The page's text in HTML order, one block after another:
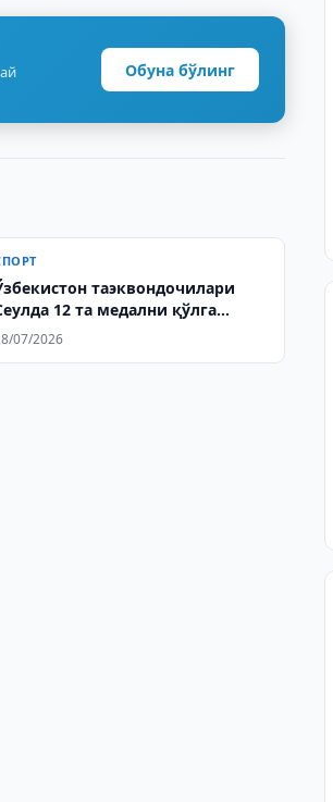
Обуна бўлинг
таэквондочилари
12 та медални қўлга
07/2026